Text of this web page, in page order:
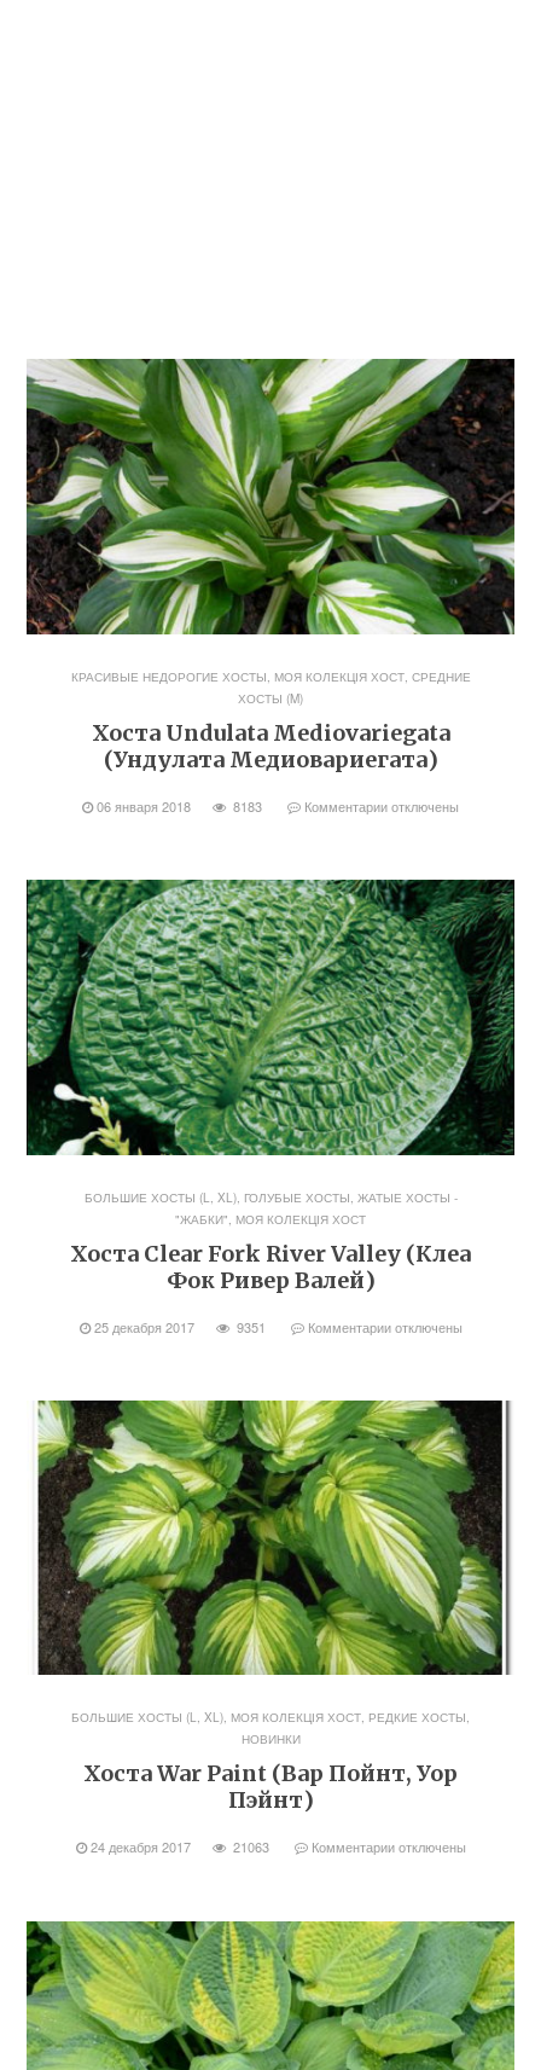
КРАСИВЫЕ НЕДОРОГИЕ ХОСТЫ, МОЯ КОЛЕКЦІЯ ХОСТ, СРЕДНИЕ
ХОСТЫ (M)
Хоста Undulata Mediovariegata
(Ундулата Медиовариегата)
06 января 2018 8183 Комментарииотключены
БОЛЬШИЕ ХОСТЫ (L, XL), ГОЛУБЫЕ ХОСТЫ ЖАТЫЕ ХОСТЫ -
"ЖАБКИ" МОЯ КОЛЕКЦІЯ ХОСТ
Хоста Clear Fork River Valley (Клеа
Фок Ривер Валей)
25 декабря 2017 9351 Комментарииотключены
БОЛЬШИЕ ХОСТЫ (L, XL), МОЯ КОЛЕКЦІЯ ХОСТ, РЕДКИЕ ХОСТЫ,
НОВИНКИ
Хоста War Paint (Вар Пойнт, Уор
Пэйнт)
24 декабря 2017 21063 Комментарииотключены